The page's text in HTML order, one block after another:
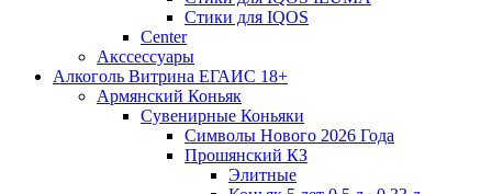
Стики для IQOS
Сenter
Акссессуары
Алкоголь Витрина ЕГАИС 18+
Армянский Коньяк
Сувенирные Коньяки
Символы Нового 2026 Года
Прошянский КЗ
Элитные